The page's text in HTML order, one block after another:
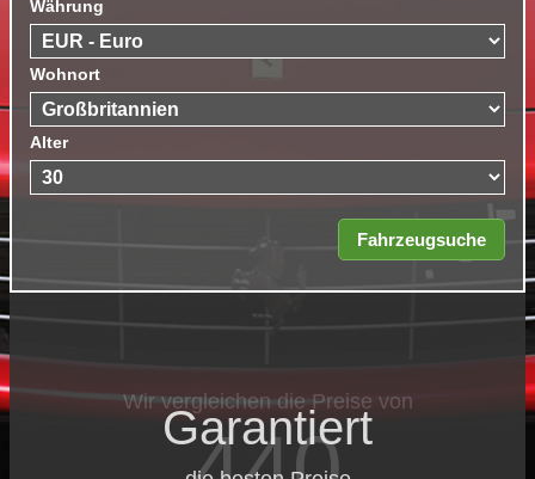
Währung
Wohnort
Alter
Wir vergleichen die Preise von
Garantiert